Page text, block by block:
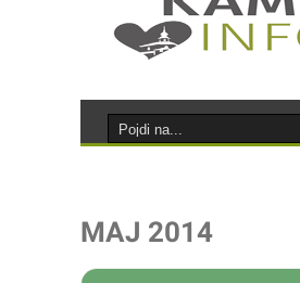
MAJ 2014